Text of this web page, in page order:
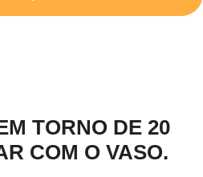
TORNO DE 20
COM O VASO.